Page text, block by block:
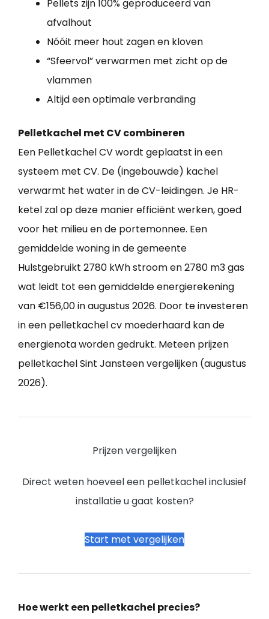
Pellets zijn 100% geproduceerd van
afvalhout
Nóóit meer hout zagen en kloven
“Sfeervol” verwarmen met zicht op de
vlammen
Altijd een optimale verbranding
Pelletkachel met CV combineren
Een Pelletkachel CV wordt geplaatst in een
systeem met CV. De (ingebouwde) kachel
verwarmt het water in de CV-leidingen. Je HR-
ketel zal op deze manier efficiënt werken, goed
voor het milieu en de portemonnee. Een
gemiddelde woning in de gemeente
Hulstgebruikt 2780 kWh stroom en 2780 m3 gas
wat leidt tot een gemiddelde energierekening
van €156,00 in augustus 2026. Door te investeren
in een pelletkachel cv moederhaard kan de
energienota worden gedrukt. Meteen prijzen
pelletkachel Sint Jansteen vergelijken (augustus
2026).
Prijzen vergelijken
Direct weten hoeveel een pelletkachel inclusief
installatie u gaat kosten?
Start met vergelijken
Hoe werkt een pelletkachel precies?